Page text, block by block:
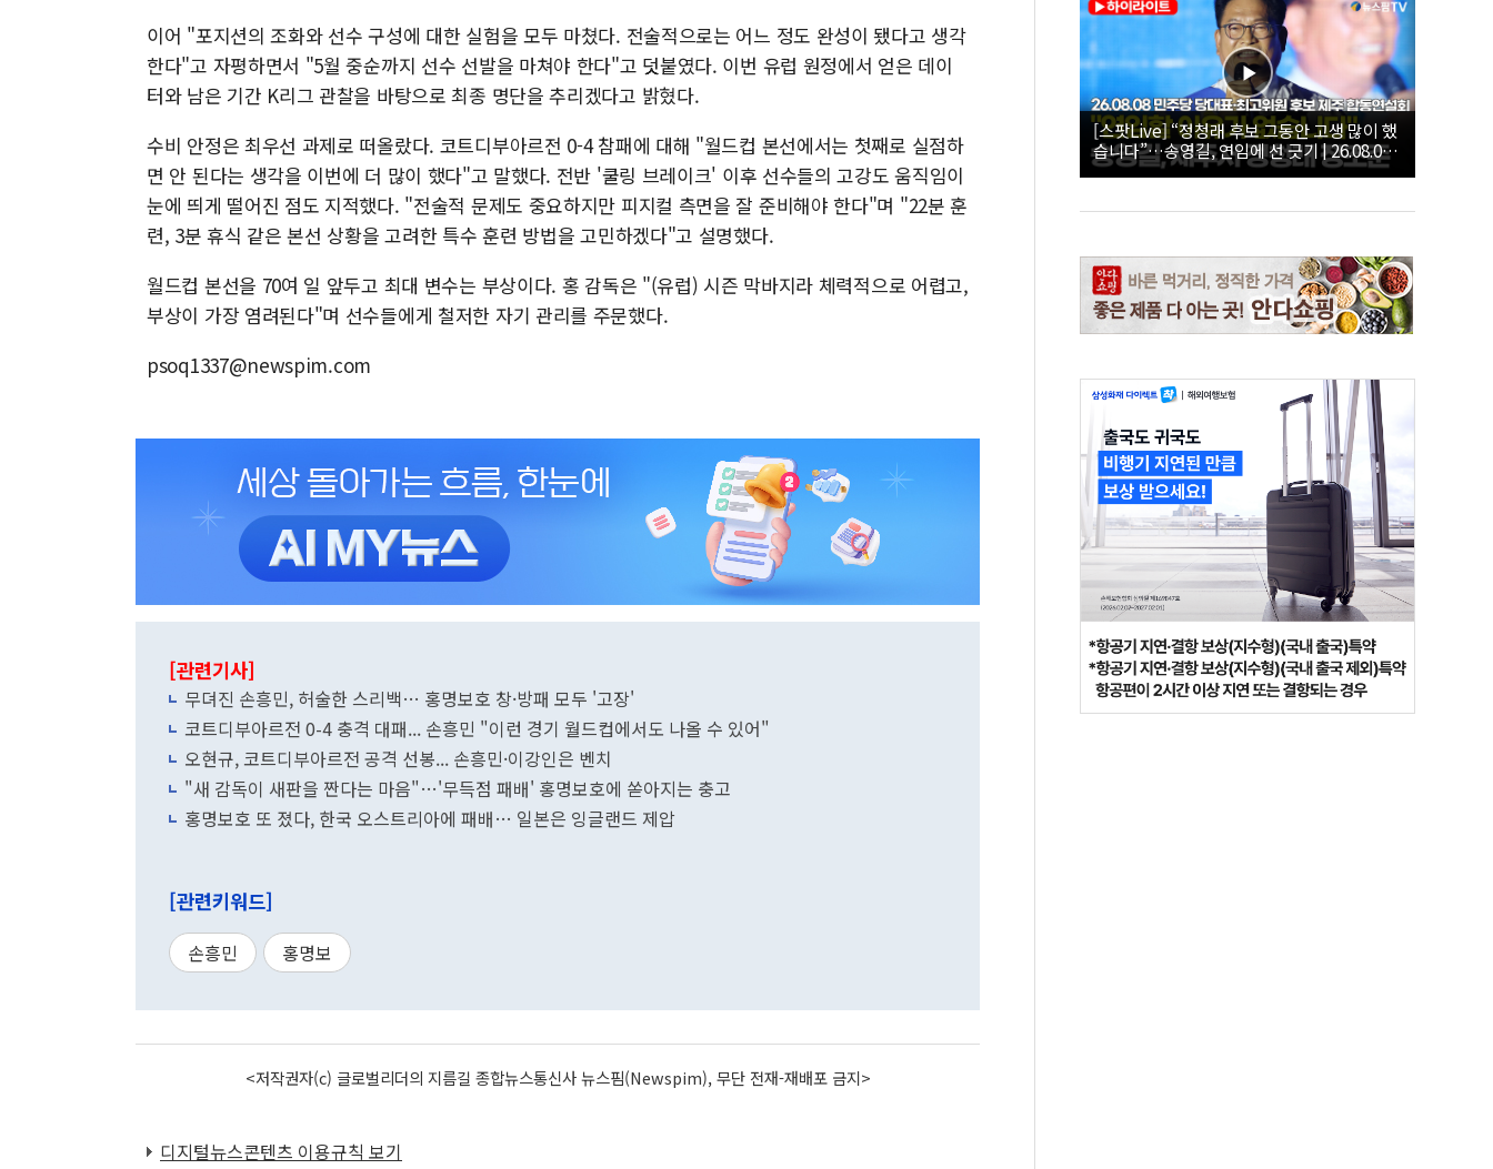
이어 "포지션의 조화와 선수 구성에 대한 실험을 모두 마쳤다. 전술적으로는 어느 정도 완성이 됐다고 생각
한다"고 자평하면서 "5월 중순까지 선수 선발을 마쳐야 한다"고 덧붙였다. 이번 유럽 원정에서 얻은 데이
터와 남은 기간 K리그 관찰을 바탕으로 최종 명단을 추리겠다고 밝혔다.
수비 안정은 최우선 과제로 떠올랐다. 코트디부아르전 0-4 참패에 대해 "월드컵 본선에서는 첫째로 실점하
면 안 된다는 생각을 이번에 더 많이 했다"고 말했다. 전반 '쿨링 브레이크' 이후 선수들의 고강도 움직임이
눈에 띄게 떨어진 점도 지적했다. "전술적 문제도 중요하지만 피지컬 측면을 잘 준비해야 한다"며 "22분 훈
련, 3분 휴식 같은 본선 상황을 고려한 특수 훈련 방법을 고민하겠다"고 설명했다.
월드컵 본선을 70여 일 앞두고 최대 변수는 부상이다. 홍 감독은 "(유럽) 시즌 막바지라 체력적으로 어렵고,
부상이 가장 염려된다"며 선수들에게 철저한 자기 관리를 주문했다.
psoq1337@newspim.com
[관련기사]
무뎌진 손흥민, 허술한 스리백… 홍명보호 창·방패 모두 '고장'
코트디부아르전 0-4 충격 대패... 손흥민 "이런 경기 월드컵에서도 나올 수 있어"
오현규, 코트디부아르전 공격 선봉... 손흥민·이강인은 벤치
"새 감독이 새판을 짠다는 마음"…'무득점 패배' 홍명보호에 쏟아지는 충고
홍명보호 또 졌다, 한국 오스트리아에 패배… 일본은 잉글랜드 제압
[관련키워드]
손흥민 홍명보
<저작권자(c) 글로벌리더의 지름길 종합뉴스통신사 뉴스핌(Newspim), 무단 전재-재배포 금지>
디지털뉴스콘텐츠 이용규칙 보기
[스팟Live] “정청래 후보 그동안 고생 많이 했
습니다”…송영길, 연임에 선 긋기 | 26.08.08
더불어민주당 당대표·최고위원 후보 제주 합